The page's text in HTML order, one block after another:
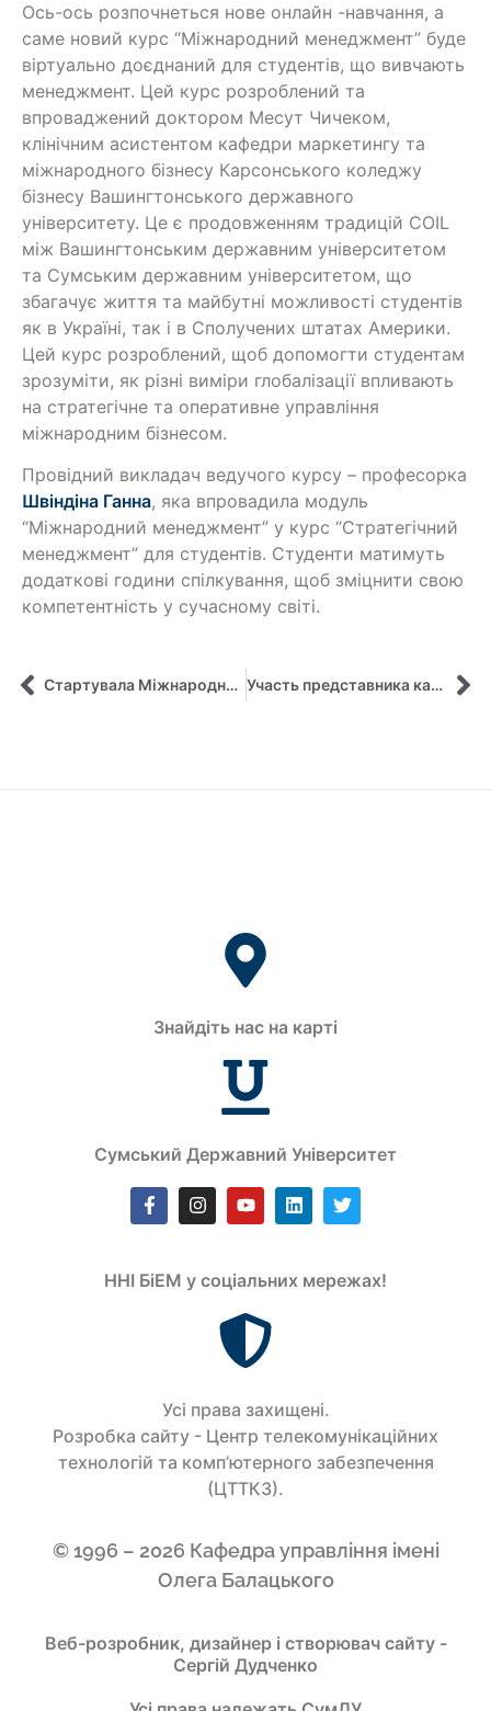
Ось-ось розпочнеться нове онлайн -навчання, а
саме новий курс “Міжнародний менеджмент” буде
віртуально доєднаний для студентів, що вивчають
менеджмент. Цей курс розроблений та
впроваджений доктором Месут Чичеком,
клінічним асистентом кафедри маркетингу та
міжнародного бізнесу Карсонського коледжу
бізнесу Вашингтонського державного
університету. Це є продовженням традицій COIL
між Вашингтонським державним університетом
та Сумським державним університетом, що
збагачує життя та майбутні можливості студентів
як в Україні, так і в Сполучених штатах Америки.
Цей курс розроблений, щоб допомогти студентам
зрозуміти, як різні виміри глобалізації впливають
на стратегічне та оперативне управління
міжнародним бізнесом.
Провідний викладач ведучого курсу – професорка
Швіндіна Ганна, яка впровадила модуль
“Міжнародний менеджмент” у курс “Стратегічний
менеджмент” для студентів. Студенти матимуть
додаткові години спілкування, щоб зміцнити свою
компетентність у сучасному світі.
Стартувала Міжнародна серія про стратегію та лідерство! Участь представника кафедри управління в міжнародній науковій конференції
Знайдіть нас на карті
Сумський Державний Університет
ННІ БіЕМ у соціальних мережах!
Усi права захищенi.
Розробка сайту - Центр телекомунікаційних
технологій та комп’ютерного забезпечення
(ЦТТКЗ).
© 1996 – 2026 Кафедра управління імені
Олега Балацького
Веб-розробник, дизайнер і створювач сайту -
Сергій Дудченко